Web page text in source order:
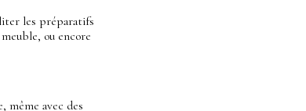
les préparatifs
ou encore
même avec des